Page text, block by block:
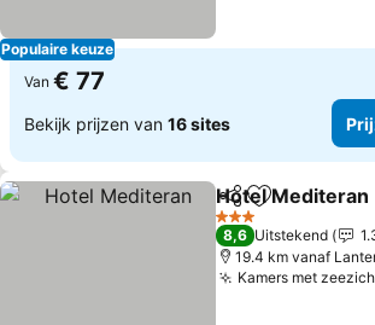
Populaire keuze
Van € 77
Bekijk prijzen van 16 sites
DelenToevoegen
Hotel Mediteran
3 Sterren
8,6 Uitstekend
19.4 km vanaf
Kamers met